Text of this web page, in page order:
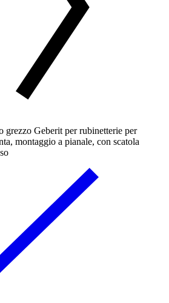
grezzo Geberit per rubinetterie per
montaggio a pianale, con scatola